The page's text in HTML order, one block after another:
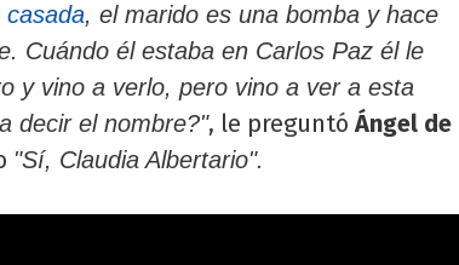
casada, el marido es una bomba y hace
Cuándo él estaba en Carlos Paz él le
y vino a verlo, pero vino a ver a esta
decir el nombre?", le preguntóÁngel de
"Sí, Claudia Albertario".